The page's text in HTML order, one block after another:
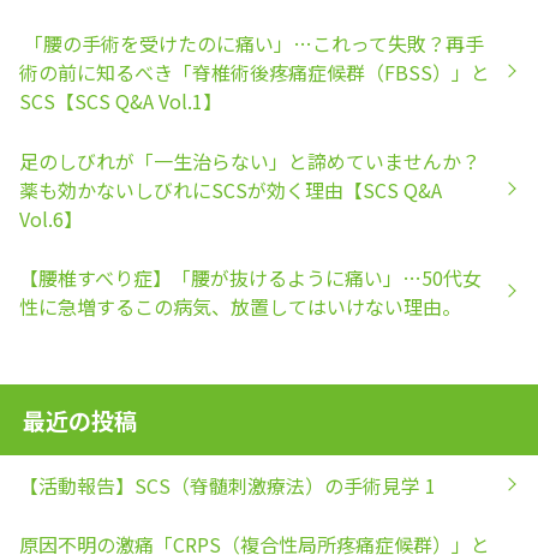
「腰の手術を受けたのに痛い」…これって失敗？再手
術の前に知るべき「脊椎術後疼痛症候群（FBSS）」と
SCS【SCS Q&A Vol.1】
足のしびれが「一生治らない」と諦めていませんか？
薬も効かないしびれにSCSが効く理由【SCS Q&A
Vol.6】
【腰椎すべり症】「腰が抜けるように痛い」…50代女
性に急増するこの病気、放置してはいけない理由。
最近の投稿
【活動報告】SCS（脊髄刺激療法）の手術見学 1
原因不明の激痛「CRPS（複合性局所疼痛症候群）」と